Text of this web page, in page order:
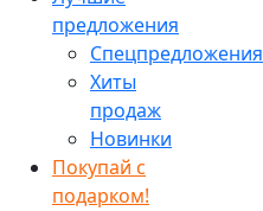
предложения
Спецпредложения
Хиты
продаж
Новинки
Покупай с
подарком!